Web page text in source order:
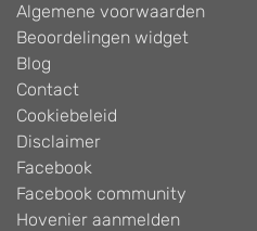
Algemene voorwaarden
Beoordelingen widget
Blog
Contact
Cookiebeleid
Disclaimer
Facebook
Facebook community
Hovenier aanmelden